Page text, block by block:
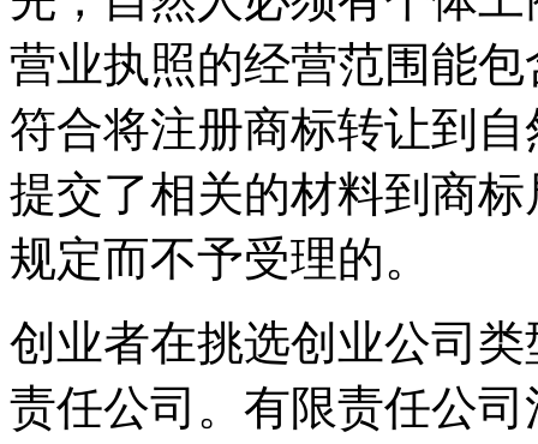
营业执照的经营范围能
符合将注册商标转让到
提交了相关的材料到商
规定而不予受理的。
创业者在挑选创业公司
责任公司。有限责任公